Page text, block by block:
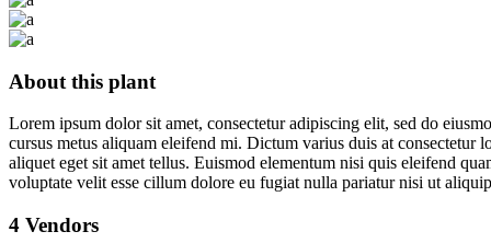
About this plant
Lorem ipsum dolor sit amet, consectetur adipiscing elit, sed do
cursus metus aliquam eleifend mi. Dictum varius duis at
aliquet eget sit amet tellus. Euismod elementum nisi quis eleifend
voluptate velit esse cillum dolore eu fugiat nulla pariatur nisi ut
4 Vendors